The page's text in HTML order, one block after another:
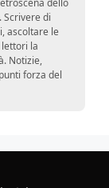
di
ascoltare le
la
Notizie,
forza del